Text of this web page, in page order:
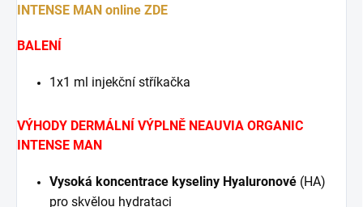
INTENSE MAN online ZDE
BALENÍ
1x1 ml injekční stříkačka
VÝHODY DERMÁLNÍ VÝPLNĚ NEAUVIA ORGANIC
INTENSE MAN
Vysoká koncentrace kyseliny Hyaluronové (HA)
pro skvělou hydrataci